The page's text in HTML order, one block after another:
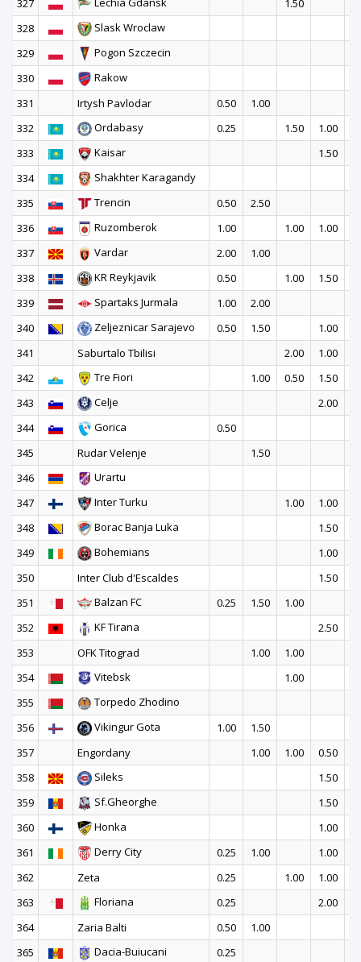
327
1.50
328
Slask Wroclaw
329
Pogon Szczecin
330
Rakow
331
Irtysh Pavlodar 0.50
1.00
332
Ordabasy 0.25 1.50
1.00
333
Kaisar
1.50
334
Shakhter Karagandy
335
Trencin 0.50
2.50
336
Ruzomberok 1.00 1.00
1.00
337
Vardar 2.00
1.00
338
KR Reykjavik 0.50 1.00
1.50
339
Spartaks Jurmala 1.00
2.00
340
Zeljeznicar Sarajevo 0.50 1.50
1.00
341
Saburtalo Tbilisi 2.00
1.00
342
Tre Fiori 1.00 0.50
1.50
343
Celje
2.00
344
Gorica
0.50
345
Rudar Velenje
1.50
346
Urartu
347
Inter Turku 1.00 1.00
348
Borac Banja Luka 1.50
349
Bohemians 1.00
350
Inter Club d'Escaldes 1.50
351
Balzan FC 0.25 1.50
1.00
352
KF Tirana
2.50
353
OFK Titograd 1.00
1.00
354
Vitebsk
1.00
355
Torpedo Zhodino
356
Vikingur Gota 1.00
1.50
357
Engordany 1.00 1.00
0.50
358
Sileks 1.50
359
Sf.Gheorghe 1.50
360
Honka 1.00
361
Derry City 0.25 1.00
1.00
362
Zeta 0.25 1.00
1.00
363
Floriana 0.25
2.00
364
Zaria Balti 0.50
1.00
365
Dacia-Buiucani
0.25